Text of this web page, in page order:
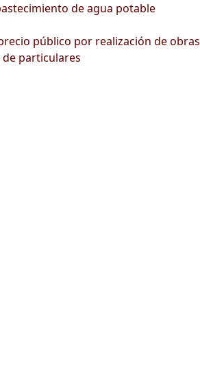
de agua potable
público por realización de obras
particulares